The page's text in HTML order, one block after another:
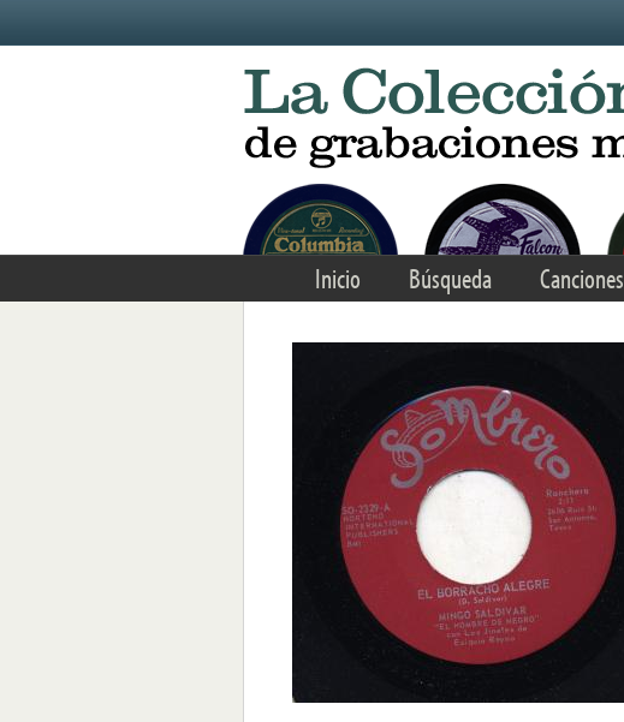
Inicio Búsqueda Canciones